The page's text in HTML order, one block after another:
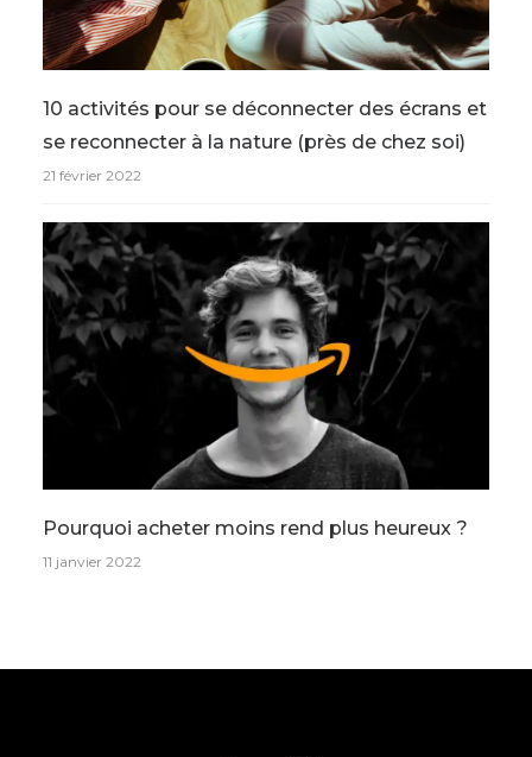
10 activités pour se déconnecter des écrans et
se reconnecter à la nature (près de chez soi)
21 février 2022
Pourquoi acheter moins rend plus heureux ?
11 janvier 2022